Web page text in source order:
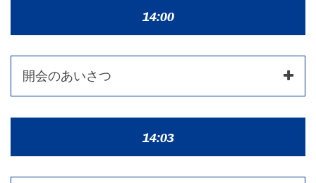
14:00
開会のあいさつ
14:03